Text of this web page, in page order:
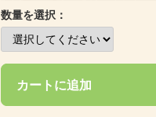
数量を選択：
カートに追加